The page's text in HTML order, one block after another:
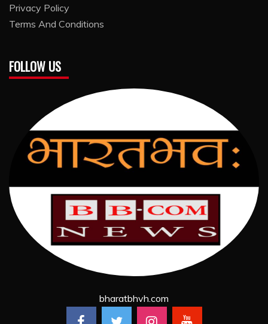
Privacy Policy
Terms And Conditions
FOLLOW US
bharatbhvh.com